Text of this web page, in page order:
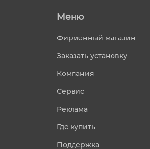
Меню
Фирменный магазин
Заказать установку
Компания
Сервис
Реклама
Где купить
Поддержка